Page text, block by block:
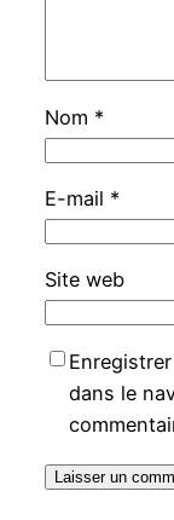
Nom *
E-mail *
Site web
dans le